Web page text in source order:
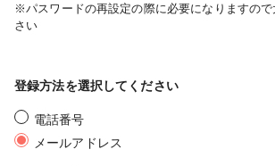
※パスワードの再設定の際に必要になりますの
さい
登録方法を選択してください
電話番号
メールアドレス